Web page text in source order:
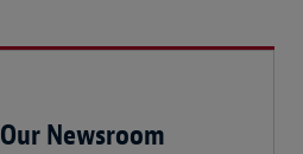
Newsroom